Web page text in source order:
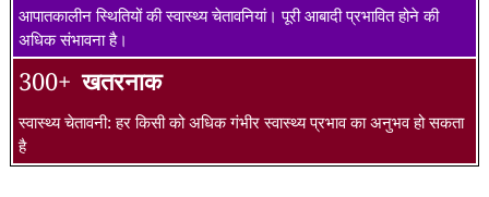
आपातकालीन स्थितियों की स्वास्थ्य चेतावनियां। पूरी आबादी प्रभावित होने की
अधिक संभावना है।
300+ खतरनाक
स्वास्थ्य चेतावनी: हर किसी को अधिक गंभीर स्वास्थ्य प्रभाव का अनुभव हो सकता
है